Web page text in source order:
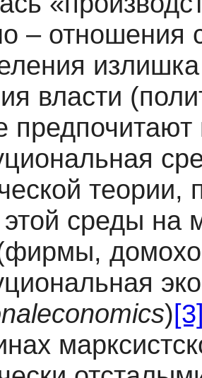
– отношения
власти
предпочитают
среды на
aleconomics)